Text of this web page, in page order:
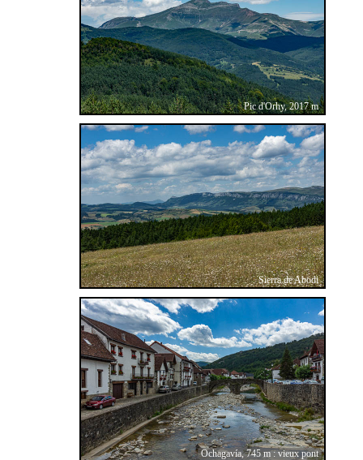
Pic d'Orhy, 2017 m
Sierra de Abodi
Ochagavía, 745 m : vieux pont